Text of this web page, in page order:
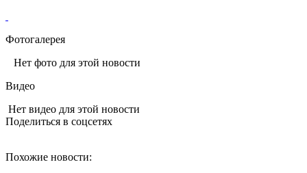
Фотогалерея
Нет фото для этой новости
Видео
Нет видео для этой новости
Поделиться в соцсетях
Похожие новости: